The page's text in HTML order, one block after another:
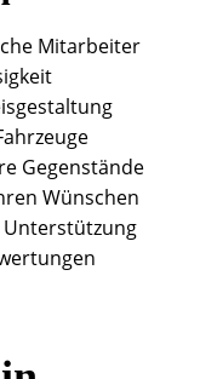
Mitarbeiter
Gegenstände
Wünschen
Unterstützung